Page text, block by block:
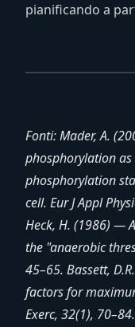
pianificando a
Fonti: Mader, A.
phosphorylation
phosphorylation
cell. Eur J Appl
Heck, H. (1986) —
the "anaerobic
45–65. Bassett,
factors for
Exerc, 32(1),